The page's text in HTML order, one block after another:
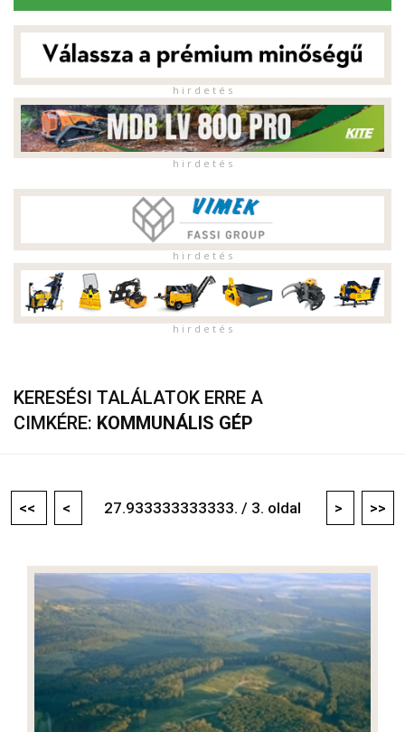
h i r d e t é s
h i r d e t é s
h i r d e t é s
h i r d e t é s
KERESÉSI TALÁLATOK ERRE A
CIMKÉRE: KOMMUNÁLIS GÉP
<< < 27.933333333333. / 3. oldal > >>